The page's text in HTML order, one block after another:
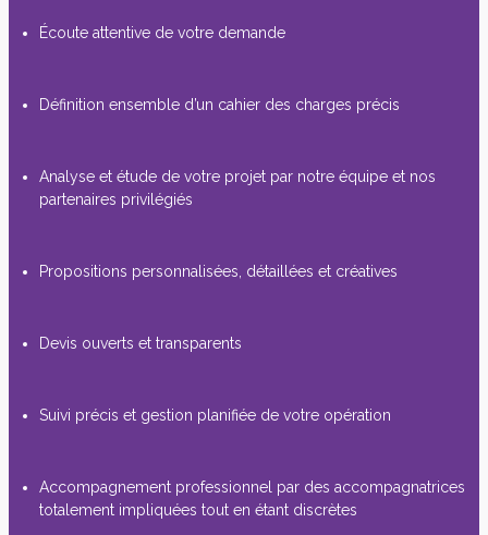
Écoute attentive de votre demande
Définition ensemble d’un cahier des charges précis
Analyse et étude de votre projet par notre équipe et nos
partenaires privilégiés
Propositions personnalisées, détaillées et créatives
Devis ouverts et transparents
Suivi précis et gestion planifiée de votre opération
Accompagnement professionnel par des accompagnatrices
totalement impliquées tout en étant discrètes